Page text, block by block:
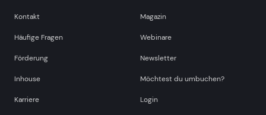
Kontakt
Häufige Fragen
Förderung
Inhouse
Karriere
Magazin
Webinare
Newsletter
Möchtest du umbuchen?
Login